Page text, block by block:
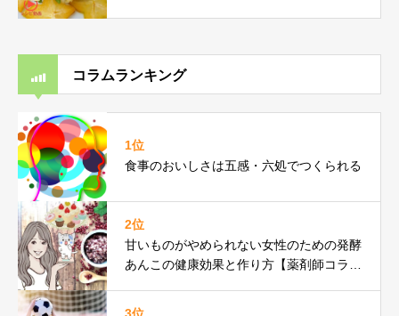
コラムランキング
1位
食事のおいしさは五感・六処でつくられる
2位
甘いものがやめられない女性のための発酵
あんこの健康効果と作り方【薬剤師コラ